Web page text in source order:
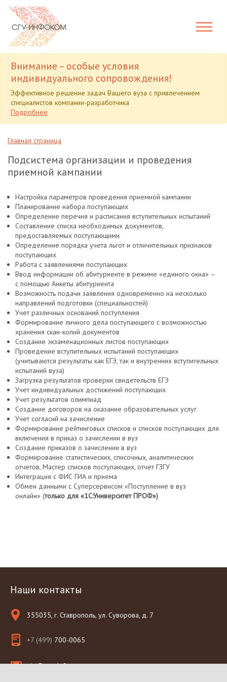
Внимание – особые условия
индивидуального сопровождения!
Эффективное решение задач Вашего вуза с привлечением
специалистов компании-разработчика
Подробнее
Главная страница
Подсистема организации и проведения
приемной кампании
Настройка параметров проведения приемной кампании
Планирование набора поступающих
Определение перечня и расписания вступительных испытаний
Составление списка необходимых документов,
предоставляемых поступающими
Определение порядка учета льгот и отличительных признаков
поступающих
Работа с заявлениями поступающих
Ввод информации об абитуриенте в режиме «единого окна» –
с помощью Анкеты абитуриента
Возможность подачи заявления одновременно на несколько
направлений подготовки (специальностей)
Учет различных оснований поступления
Формирование личного дела поступающего с возможностью
хранения скан-копий документов
Создание экзаменационных листов поступающих
Проведение вступительных испытаний поступающих
(учитываются результаты как ЕГЭ, так и внутренних вступительных
испытаний вуза)
Загрузка результатов проверки свидетельств ЕГЭ
Учет индивидуальных достижений поступающих
Учет результатов олимпиад
Создание договоров на оказание образовательных услуг
Учет согласий на зачисление
Формирование рейтинговых списков и списков поступающих для
включения в приказ о зачислении в вуз
Создание приказов о зачислении в вуз
Формирование статистических, списочных, аналитических
отчетов, Мастер списков поступающих, отчет ГЗГУ
Интеграция с ФИС ГИА и приема
Обмен данными с Суперсервисом «Поступление в вуз
онлайн» (только для «1С:Университет ПРОФ»)
Наши контакты
355035, г. Ставрополь, ул. Суворова, д. 7
+7 (499) 700-0065